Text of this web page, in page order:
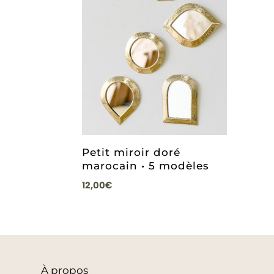
Petit miroir doré
marocain • 5 modèles
12,00€
À propos